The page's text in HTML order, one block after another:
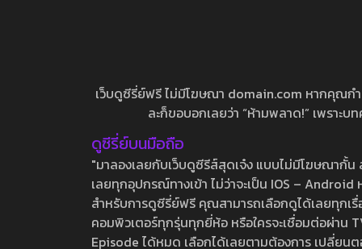
เว็บดูซีรี่ย์ฟรี ไม่มีโฆษณา domain.com หากคุณก
ละก็ขอบอกเลยว่า “ห้ามพลาด!” เพราะ
ดูซีรี่ย์บนมือถือ
"มาลองเลยกับเว็บดูซีรีส์สุดเจ๋ง แบบไม่มีโฆษณากั้
เลยทุกอุปกรณ์ทางเข้า ไม่ว่าจะเป็น IOS –
สำหรับการดูซีรี่ย์ฟรี คุณสามารถเลือกดูได้เลยทุกเ
คอมพิวเตอร์ทุกรุ่นทุกยี่ห้อ หรือใครจะเชื่อมต่อผ่าน
Episode ได้หมด เลือกได้เลยตามต้องการ เปลี่ยน